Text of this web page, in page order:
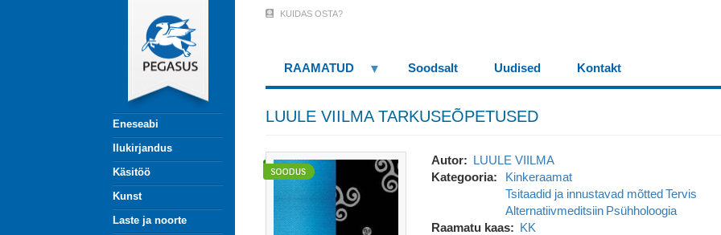
Eneseabi
Ilukirjandus
Käsitöö
Kunst
Laste ja noorte
Menu
(logged
KUIDAS OSTA?
RAAMATUD Soodsalt Uudised Kontakt
LUULE VIILMA TARKUSEÕPETUSED
Autor
LUULE VIILMA
Kategooria
Kinkeraamat
Tsitaadid ja innustavad mõtted Tervis
Alternatiivmeditsiin Psühholoogia
Raamatu kaas
KK